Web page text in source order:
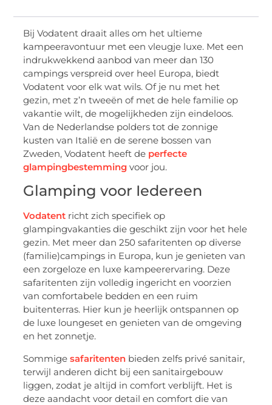
Bij Vodatent draait alles om het ultieme
kampeeravontuur met een vleugje luxe. Met een
indrukwekkend aanbod van meer dan 130
campings verspreid over heel Europa, biedt
Vodatent voor elk wat wils. Of je nu met het
gezin, met z’n tweeën of met de hele familie op
vakantie wilt, de mogelijkheden zijn eindeloos.
Van de Nederlandse polders tot de zonnige
kusten van Italië en de serene bossen van
Zweden, Vodatent heeft de perfecte
glampingbestemming voor jou.
Glamping voor Iedereen
Vodatent richt zich specifiek op
glampingvakanties die geschikt zijn voor het hele
gezin. Met meer dan 250 safaritenten op diverse
(familie)campings in Europa, kun je genieten van
een zorgeloze en luxe kampeerervaring. Deze
safaritenten zijn volledig ingericht en voorzien
van comfortabele bedden en een ruim
buitenterras. Hier kun je heerlijk ontspannen op
de luxe loungeset en genieten van de omgeving
en het zonnetje.
Sommigesafaritenten bieden zelfs privé sanitair,
terwijl anderen dicht bij een sanitairgebouw
liggen, zodat je altijd in comfort verblijft. Het is
deze aandacht voor detail en comfort die van